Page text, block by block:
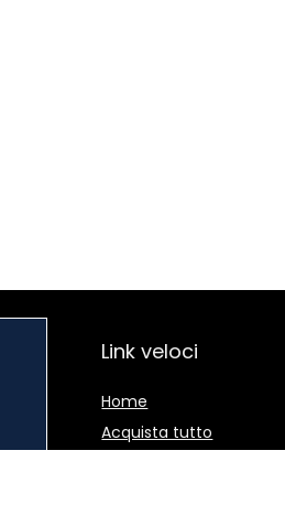
Link veloci
Home
Acquista tutto